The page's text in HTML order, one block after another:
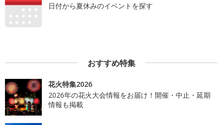
日付から夏休みのイベントを探す
おすすめ特集
花火特集2026
2026年の花火大会情報をお届け！開催・中止・延期
情報も掲載